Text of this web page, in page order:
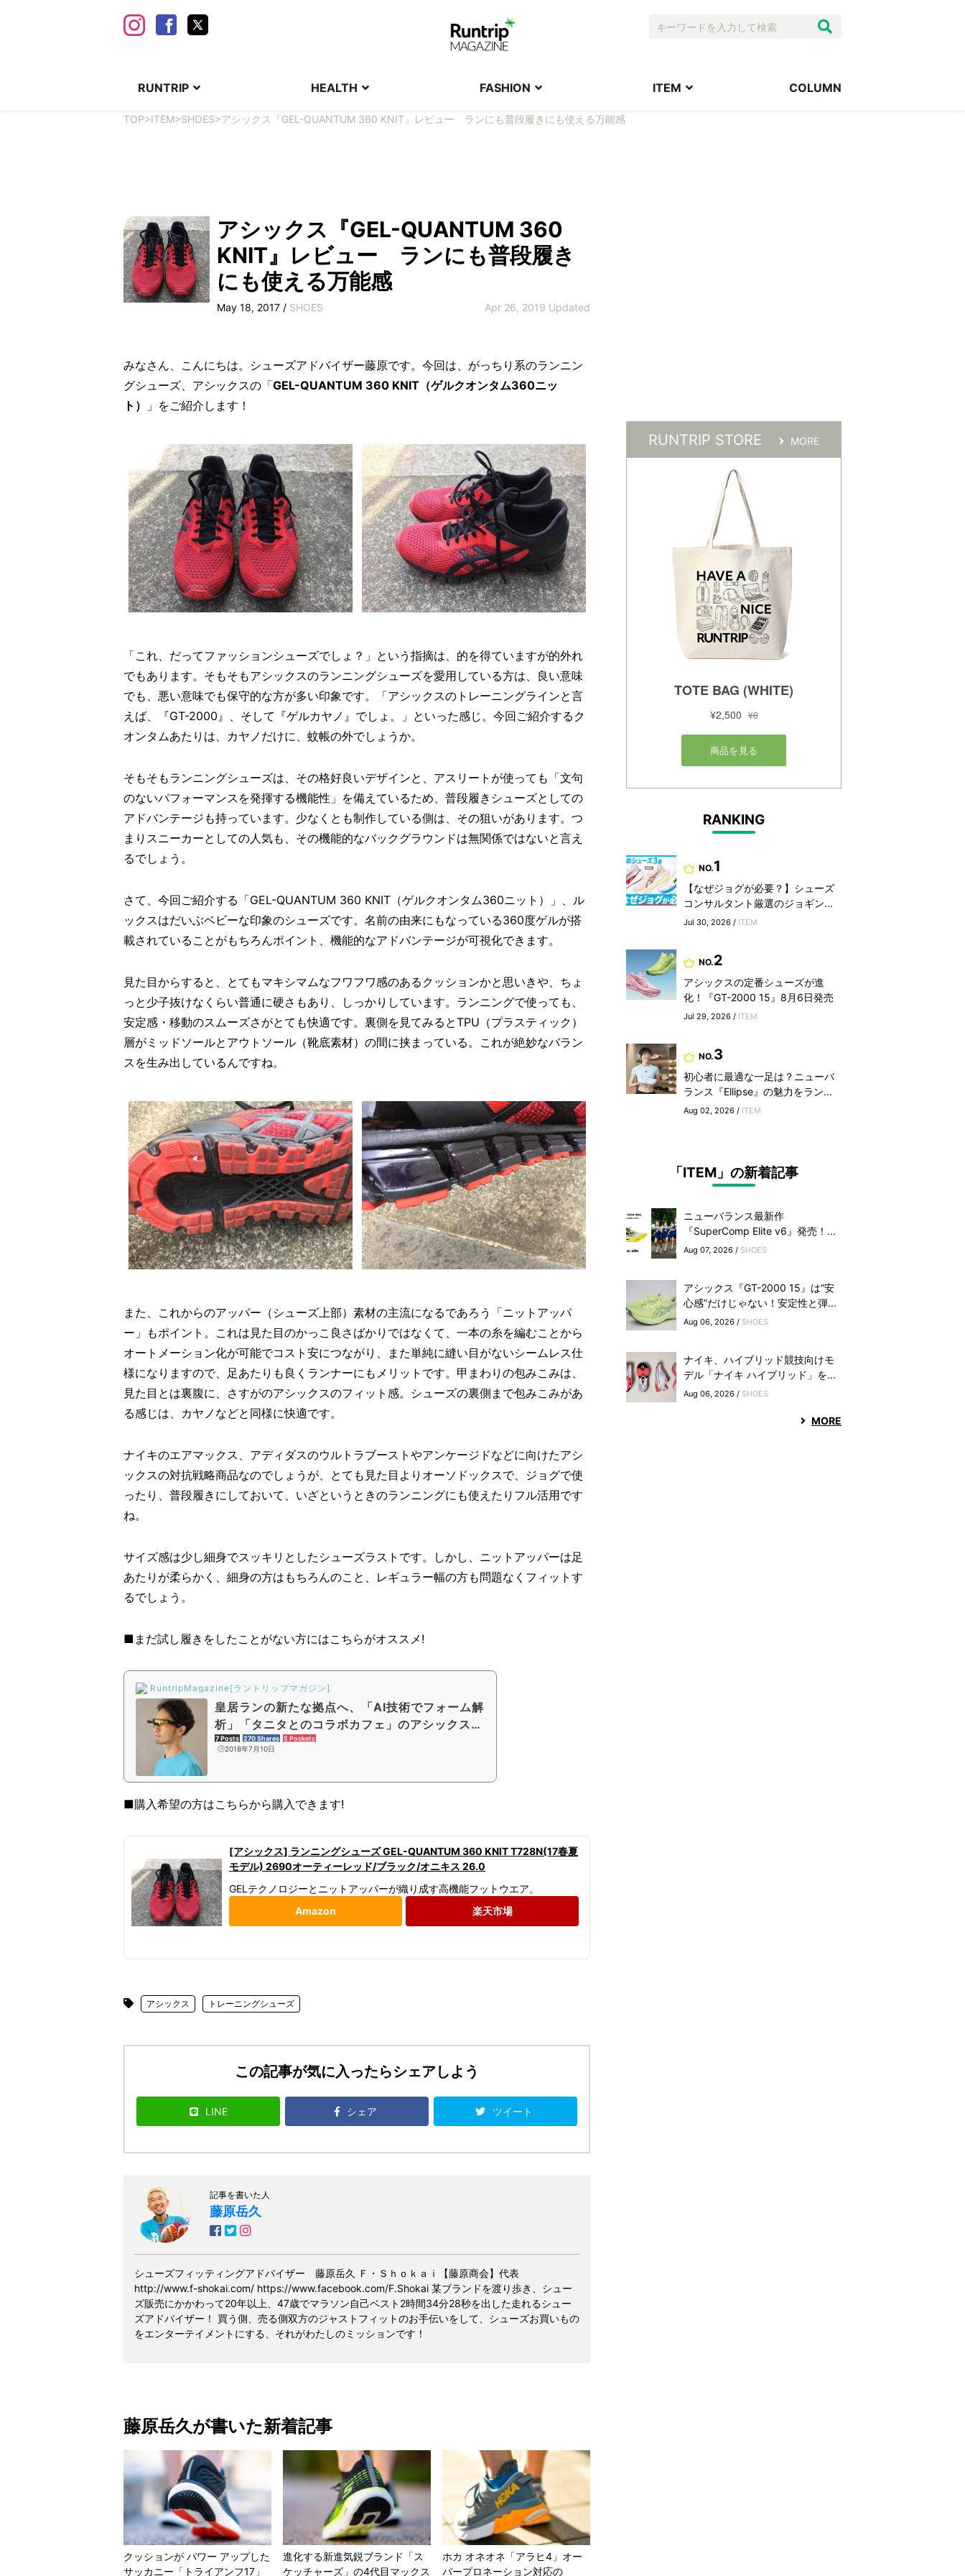
RUNTRIP HEALTH FASHION ITEM COLUMN
TOP>ITEM>SHOES>アシックス『GEL-QUANTUM 360 KNIT』レビュー ランにも普段履きにも使える万能感
アシックス『GEL-QUANTUM 360
KNIT』レビュー ランにも普段履き
にも使える万能感
May 18, 2017 / SHOES Apr 26, 2019 Updated
みなさん、こんにちは。シューズアドバイザー藤原です。今回は、がっちり系のランニン
グシューズ、アシックスの「GEL-QUANTUM 360 KNIT（ゲルクオンタム360ニッ
ト）
」をご紹介します！
「これ、だってファッションシューズでしょ？」という指摘は、的を得ていますが的外れ
でもあります。そもそもアシックスのランニングシューズを愛用している方は、良い意味
でも、悪い意味でも保守的な方が多い印象です。「アシックスのトレーニングラインと言
えば、『GT-2000』、そして『ゲルカヤノ』でしょ。」といった感じ。今回ご紹介するク
オンタムあたりは、カヤノだけに、蚊帳の外でしょうか。
そもそもランニングシューズは、その格好良いデザインと、アスリートが使っても「文句
のないパフォーマンスを発揮する機能性」を備えているため、普段履きシューズとしての
アドバンテージも持っています。少なくとも制作している側は、その狙いがあります。つ
まりスニーカーとしての人気も、その機能的なバックグラウンドは無関係ではないと言え
るでしょう。
さて、今回ご紹介する「GEL-QUANTUM 360 KNIT（ゲルクオンタム360ニット）」、ル
ックスはだいぶベビーな印象のシューズです。名前の由来にもなっている360度ゲルが搭
載されていることがもちろんポイント、機能的なアドバンテージが可視化できます。
見た目からすると、とてもマキシマムなフワフワ感のあるクッションかと思いきや、ちょ
っと少子抜けなくらい普通に硬さもあり、しっかりしています。ランニングで使っても、
安定感・移動のスムーズさがとても快適です。裏側を見てみるとTPU（プラスティック）
層がミッドソールとアウトソール（靴底素材）の間に挟まっている。これが絶妙なバラン
スを生み出しているんですね。
また、これからのアッパー（シューズ上部）素材の主流になるであろう「ニットアッパ
ー」もポイント。これは見た目のかっこ良さばかりではなくて、一本の糸を編むことから
オートメーション化が可能でコスト安につながり、また単純に縫い目がないシームレス仕
様になりますので、足あたりも良くランナーにもメリットです。甲まわりの包みこみは、
見た目とは裏腹に、さすがのアシックスのフィット感。シューズの裏側まで包みこみがあ
る感じは、カヤノなどと同様に快適です。
ナイキのエアマックス、アディダスのウルトラブーストやアンケージドなどに向けたアシ
ックスの対抗戦略商品なのでしょうが、とても見た目よりオーソドックスで、ジョグで使
ったり、普段履きにしておいて、いざというときのランニングにも使えたりフル活用です
ね。
サイズ感は少し細身でスッキリとしたシューズラストです。しかし、ニットアッパーは足
あたりが柔らかく、細身の方はもちろんのこと、レギュラー幅の方も問題なくフィットす
るでしょう。
■まだ試し履きをしたことがない方にはこちらがオススメ!
RuntripMagazine[ラントリップマガジン]
皇居ランの新たな拠点へ、「AI技術でフォーム解
析」「タニタとのコラボカフェ」のアシックスラ
ン東京丸の内
7 Posts 270 Shares 5 Pockets
2018年7月10日
■購入希望の方はこちらから購入できます!
[アシックス] ランニングシューズ GEL-QUANTUM 360 KNIT T728N(17春夏
モデル) 2690オーティーレッド/ブラック/オニキス 26.0
GELテクノロジーとニットアッパーが織り成す高機能フットウエア。
Amazon
楽天市場
アシックス トレーニングシューズ
この記事が気に入ったらシェアしよう
LINE シェア ツイート
記事を書いた人
藤原岳久
シューズフィッティングアドバイザー 藤原岳久 Ｆ・Ｓｈｏｋａｉ【藤原商会】代表
http://www.f-shokai.com/ https://www.facebook.com/F.Shokai 某ブランドを渡り歩き、シュー
ズ販売にかかわって20年以上、47歳でマラソン自己ベスト2時間34分28秒を出した走れるシュー
ズアドバイザー！ 買う側、売る側双方のジャストフィットのお手伝いをして、シューズお買いもの
をエンターテイメントにする、それがわたしのミッションです！
藤原岳久が書いた新着記事
クッションが パワー アップした
サッカニー「トライアンフ17」
進化する新進気鋭ブランド「ス
ケッチャーズ」の4代目マックス
ホカ オネオネ「アラヒ4」オー
バープロネーション対応の
RUNTRIP STORE MORE
RANKING
NO.1
【なぜジョグが必要？】シューズ
コンサルタント厳選のジョギン...
Jul 30, 2026 / ITEM
NO.2
アシックスの定番シューズが進
化！『GT-2000 15』8月6日発売
Jul 29, 2026 / ITEM
NO.3
初心者に最適な一足は？ニューバ
ランス『Ellipse』の魅力をラン...
Aug 02, 2026 / ITEM
「ITEM」の新着記事
ニューバランス最新作
『SuperComp Elite v6』発売！...
Aug 07, 2026 / SHOES
アシックス『GT-2000 15』は“安
心感”だけじゃない！安定性と弾...
Aug 06, 2026 / SHOES
ナイキ、ハイブリッド競技向けモ
デル「ナイキ ハイブリッド」を...
Aug 06, 2026 / SHOES
MORE